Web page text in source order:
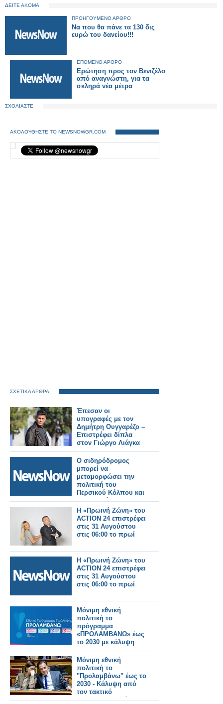
ΔΕΙΤΕ ΑΚΟΜΑ
ΠΡΟΗΓΟΥΜΕΝΟ ΑΡΘΡΟ
Να που θα πάνε τα 130 δις
ευρώ του δανείου!!!
ΕΠΟΜΕΝΟ ΑΡΘΡΟ
Ερώτηση προς τον Βενιζέλο
από αναγνώστη, για τα
σκληρά νέα μέτρα
ΣΧΟΛΙΑΣΤΕ
ΑΚΟΛΟΥΘΗΣΤΕ ΤΟ NEWSNOWGR.COM
ΣΧΕΤΙΚΑ ΑΡΘΡΑ
Έπεσαν οι
υπογραφές με τον
Δημήτρη Ουγγαρέζο –
Επιστρέφει δίπλα
στον Γιώργο Λιάγκα
Ο σιδηρόδρομος
μπορεί να
μεταμορφώσει την
πολιτική του
Περσικού Κόλπου και
την παγκόσμια
ασφάλεια.
Η «Πρωινή Ζώνη» του
ACTION 24 επιστρέφει
στις 31 Αυγούστου
στις 06:00 το πρωί
Η «Πρωινή Ζώνη» του
ACTION 24 επιστρέφει
στις 31 Αυγούστου
στις 06:00 το πρωί
Μόνιμη εθνική
πολιτική το
πρόγραμμα
«ΠΡΟΛΑΜΒΑΝΩ» έως
το 2030 με κάλυψη
από τον Τακτικό
Προϋπολογισμό
Μόνιμη εθνική
πολιτική το
"Προλαμβάνω" έως το
2030 - Κάλυψη από
τον τακτικό
προϋπολογισμό